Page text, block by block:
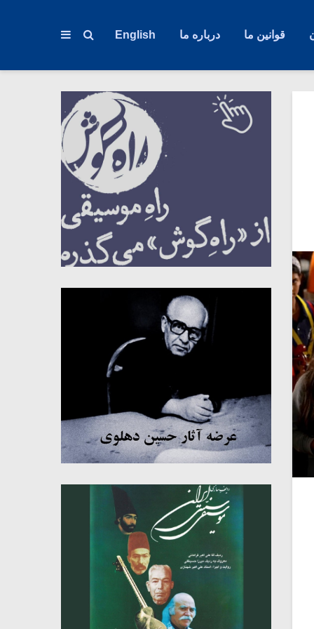
قوانین ما درباره ما English
میکلوش روژا